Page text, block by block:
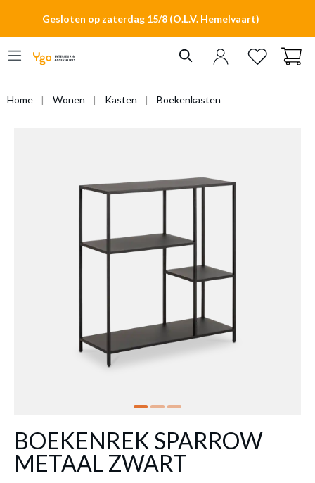
Gesloten op zaterdag 15/8 (O.L.V. Hemelvaart)
Home Wonen Kasten Boekenkasten
BOEKENREK SPARROW
METAAL ZWART